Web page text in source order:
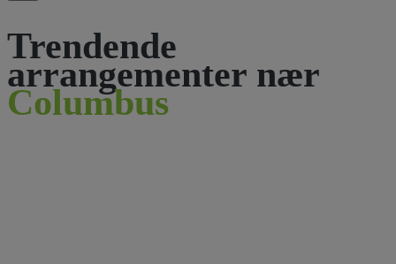
Trendende
arrangementer nær
Columbus